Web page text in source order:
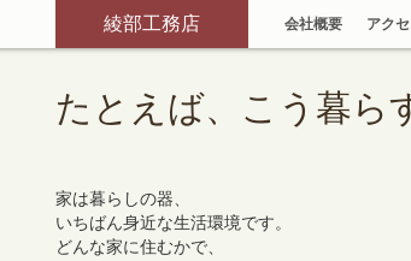
綾部工務店 会社概要 アク
たとえば、こう暮ら
家は暮らしの器、
いちばん身近な生活環境です。
どんな家に住むかで、